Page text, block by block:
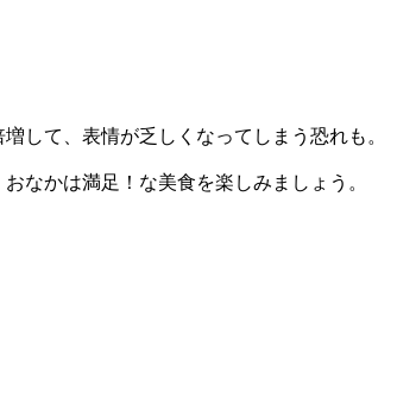
して、表情が乏しくなってしまう恐れも。
なかは満足！な美食を楽しみましょう。